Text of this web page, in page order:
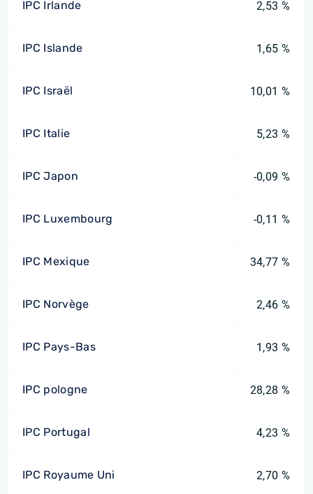
IPC Irlande 2,53 %
IPC Islande 1,65 %
IPC Israël 10,01 %
IPC Italie 5,23 %
IPC Japon -0,09 %
IPC Luxembourg -0,11 %
IPC Mexique 34,77 %
IPC Norvège 2,46 %
IPC Pays-Bas 1,93 %
IPC pologne 28,28 %
IPC Portugal 4,23 %
IPC Royaume Uni 2,70 %